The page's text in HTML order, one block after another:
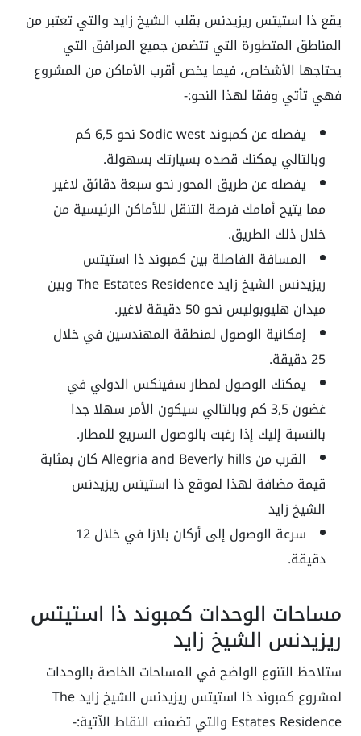
يقع ذا استيتس ريزيدنس بقلب الشيخ زايد والتي تعتبر من
المناطق المتطورة التي تتضمن جميع المرافق التي
يحتاجها الأشخاص، فيما يخص أقرب الأماكن من المشروع
فهي تأتي وفقا لهذا النحو:-
يفصله عن كمبوند Sodic west نحو 6,5 كم
وبالتالي يمكنك قصده بسيارتك بسهولة.
يفصله عن طريق المحور نحو سبعة دقائق لاغير
مما يتيح أمامك فرصة التنقل للأماكن الرئيسية من
خلال ذلك الطريق.
المسافة الفاصلة بين كمبوند ذا استيتس
ريزيدنس الشيخ زايد The Estates Residence وبين
ميدان هليوبوليس نحو 50 دقيقة لاغير.
إمكانية الوصول لمنطقة المهندسين في خلال
25 دقيقة.
يمكنك الوصول لمطار سفينكس الدولي في
غضون 3,5 كم وبالتالي سيكون الأمر سهلا جدا
بالنسبة إليك إذا رغبت بالوصول السريع للمطار.
القرب من Allegria and Beverly hills كان بمثابة
قيمة مضافة لهذا لموقع ذا استيتس ريزيدنس
الشيخ زايد
سرعة الوصول إلى أركان بلازا في خلال 12
دقيقة.
مساحات الوحدات كمبوند ذا استيتس
ريزيدنس الشيخ زايد
ستلاحظ التنوع الواضح في المساحات الخاصة بالوحدات
لمشروع كمبوند ذا استيتس ريزيدنس الشيخ زايد The
Estates Residence والتي تضمنت النقاط الآتية:-